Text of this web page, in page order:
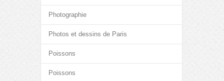
Photographie
Photos et dessins de Paris
Poissons
Poissons